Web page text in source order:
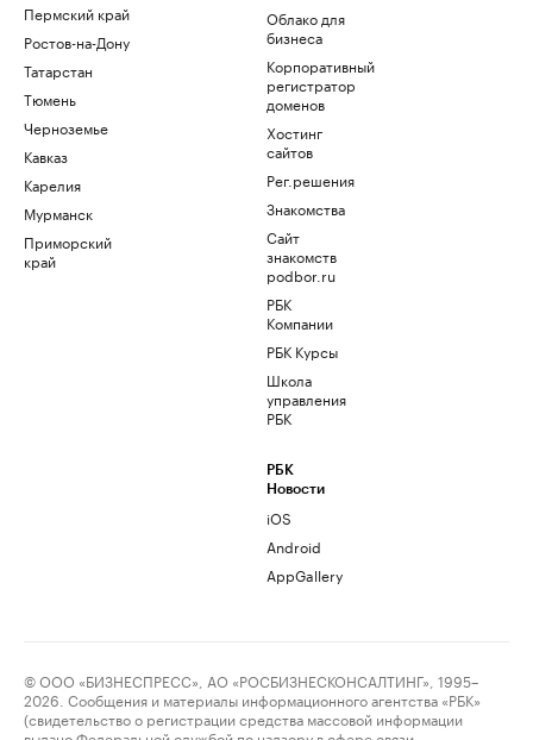
Пермский край
Ростов-на-Дону
Татарстан
Тюмень
Черноземье
Кавказ
Карелия
Мурманск
Приморский
край
Облако для
бизнеса
Корпоративный
регистратор
доменов
Хостинг
сайтов
Рег.решения
Знакомства
Сайт
знакомств
podbor.ru
РБК
Компании
РБК Курсы
Школа
управления
РБК
РБК
Новости
iOS
Android
AppGallery
© ООО «БИЗНЕСПРЕСС», АО «РОСБИЗНЕСКОНСАЛТИНГ», 1995–
2026. Сообщения и материалы информационного агентства «РБК»
(свидетельство о регистрации средства массовой информации